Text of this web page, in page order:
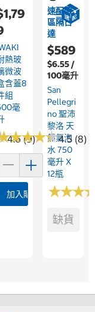
4.6 (9)
熱玻
微波
含蓋8
組
毫
★★★★
★★★★4.5 (8)
加入購物車
速配限
區隔日
達
$589
$6.55 /
100毫升
San
Pellegri
No 聖沛
黎洛 天
然氣泡
水 750
毫升 X
12瓶
★★★
★★★
缺貨